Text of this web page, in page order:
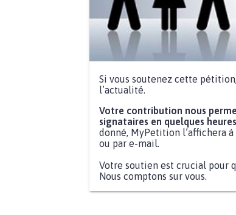
Si vous soutenez cette
l’actualité.
Votre contribution nous
signataires en quelques
donné, MyPetition l’affichera
ou par e-mail.
Votre soutien est crucial pour
Nous comptons sur vous.